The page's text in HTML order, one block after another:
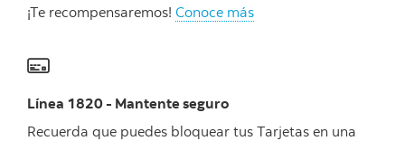
¡Te recompensaremos! Conoce más
Línea 1820 - Mantente seguro
Recuerda que puedes bloquear tus Tarjetas en una